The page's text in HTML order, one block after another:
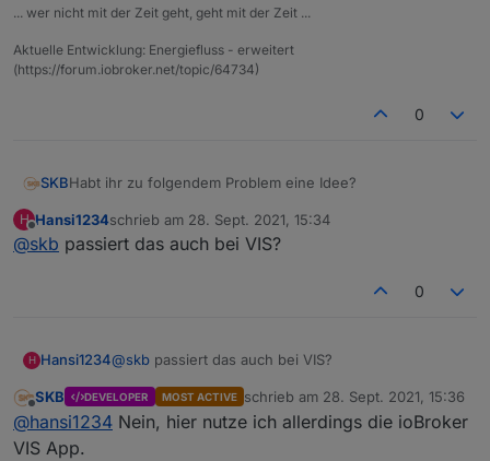
... wer nicht mit der Zeit geht, geht mit der Zeit ...
Aktuelle Entwicklung: Energiefluss - erweitert
(https://forum.iobroker.net/topic/64734)
0
SKBHabt ihr zu folgendem Problem eine Idee?
Ich habe ein Samsung Tablet, welches mit LineageOS
läuft. Hier habe ich JarVIS aufgerufen. Nach einer Zeit
Woran könnte dies liegen? Wenn ich sie auf dem Rechner
z.B. laufen lasse, reagiert sie immer ohne Probleme.
H
Offline
Hansi1234schrieb am 28. Sept. 2021, 15:34
zuletzt editiert von
@skb passiert das auch bei VIS?
0
H Hansi1234@skb passiert das auch bei VIS?
Offline
SKB DEVELOPER MOST ACTIVE schrieb am 28. Sept. 2021, 15:36
zuletzt editiert von
@hansi1234 Nein, hier nutze ich allerdings die ioBroker
VIS App.